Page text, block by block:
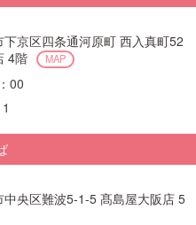
京区四条通河原町 西入真町52
4階
MAP
00
中央区難波5-1-5 髙島屋大阪店 5